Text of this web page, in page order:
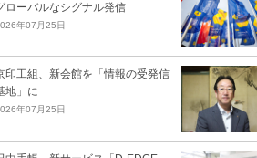
ローバルなシグナル発信
年07月25日
印工組、新会館を「情報の受発信
地」に
年07月25日